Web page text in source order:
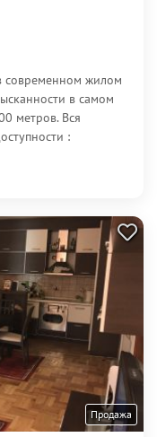
современном жилом
в самом
метров. Вся
:
Продажа